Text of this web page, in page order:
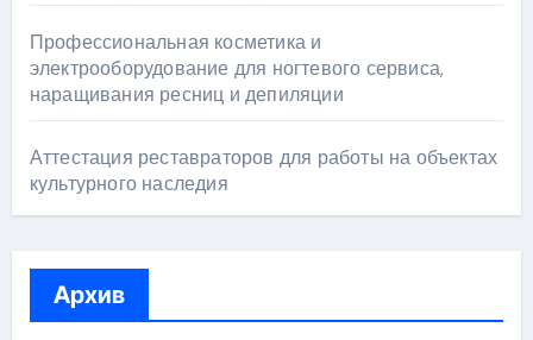
Профессиональная косметика и
электрооборудование для ногтевого сервиса,
наращивания ресниц и депиляции
Аттестация реставраторов для работы на объектах
культурного наследия
Архив